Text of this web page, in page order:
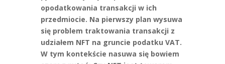
opodatkowania transakcji w ich
przedmiocie. Na pierwszy plan wysuwa
się problem traktowania transakcji z
udziałem NFT na gruncie podatku VAT.
W tym kontekście nasuwa się bowiem